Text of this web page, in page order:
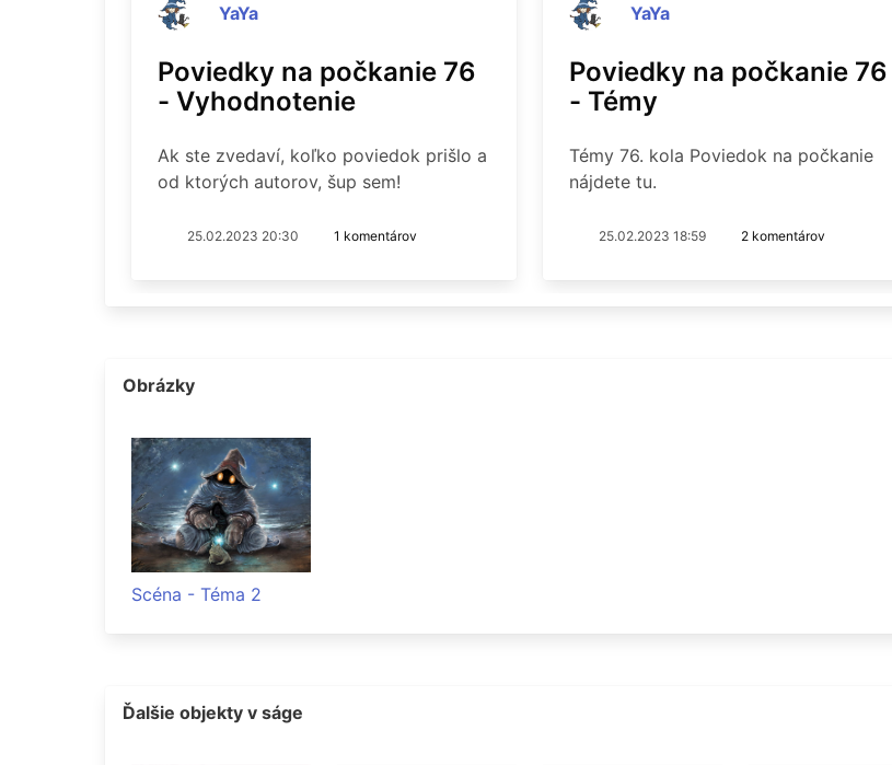
YaYa
Poviedky na počkanie 76
- Vyhodnotenie
Ak ste zvedaví, koľko poviedok prišlo a
od ktorých autorov, šup sem!
25.02.2023 20:30 1 komentárov
YaYa
Poviedky na počkanie 76
- Témy
Témy 76. kola Poviedok na počkanie
nájdete tu.
25.02.2023 18:59 2 komentárov
Obrázky
Scéna - Téma 2
Ďalšie objekty v ságe